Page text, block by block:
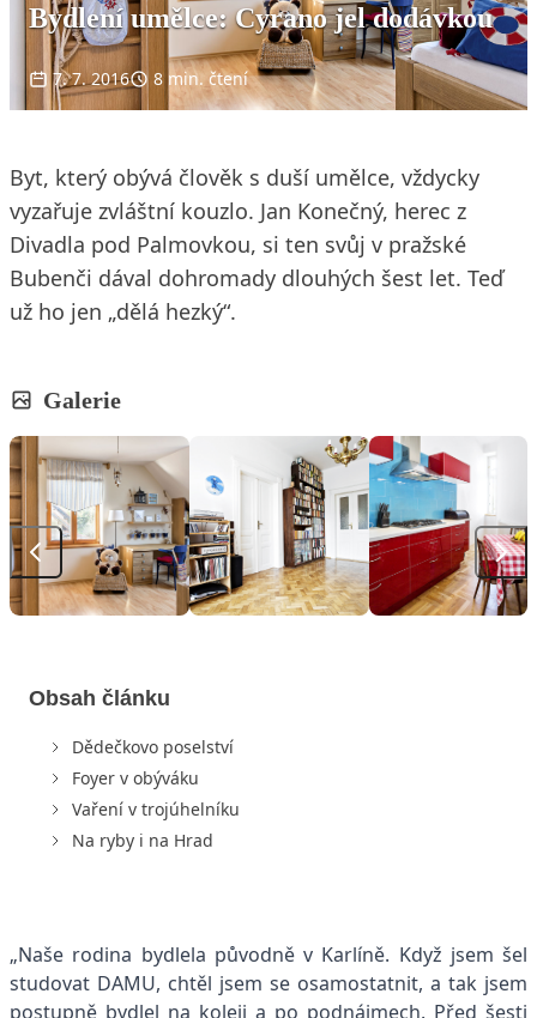
Bydlení umělce: Cyrano jel dodávkou
7. 7. 2016 8 min. čtení
Byt, který obývá člověk s duší umělce, vždycky
vyzařuje zvláštní kouzlo. Jan Konečný, herec z
Divadla pod Palmovkou, si ten svůj v pražské
Bubenči dával dohromady dlouhých šest let. Teď
už ho jen „dělá hezký“.
Galerie
Obsah článku
Dědečkovo poselství
Foyer v obýváku
Vaření v trojúhelníku
Na ryby i na Hrad
„Naše rodina bydlela původně v Karlíně. Když jsem šel
studovat DAMU, chtěl jsem se osamostatnit, a tak jsem
postupně bydlel na koleji a po podnájmech. Před šesti